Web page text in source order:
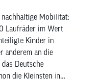
Mobilität:
Laufräder im Wert
Kinder in
anderem an die
Deutsche
die Kleinsten in